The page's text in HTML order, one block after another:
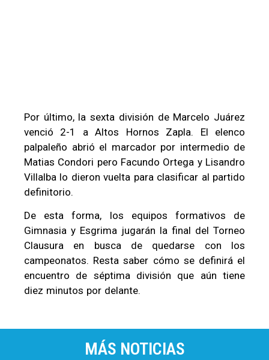
Por último, la sexta división de Marcelo Juárez
venció 2-1 a Altos Hornos Zapla. El elenco
palpaleño abrió el marcador por intermedio de
Matias Condori pero Facundo Ortega y Lisandro
Villalba lo dieron vuelta para clasificar al partido
definitorio.
De esta forma, los equipos formativos de
Gimnasia y Esgrima jugarán la final del Torneo
Clausura en busca de quedarse con los
campeonatos. Resta saber cómo se definirá el
encuentro de séptima división que aún tiene
diez minutos por delante.
MÁS NOTICIAS